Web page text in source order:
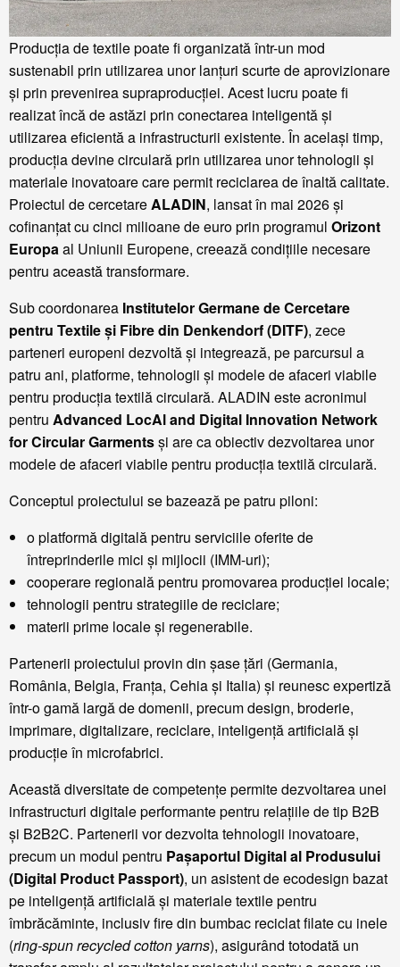
Producția de textile poate fi organizată într-un mod
sustenabil prin utilizarea unor lanțuri scurte de aprovizionare
și prin prevenirea supraproducției. Acest lucru poate fi
realizat încă de astăzi prin conectarea inteligentă și
utilizarea eficientă a infrastructurii existente. În același timp,
producția devine circulară prin utilizarea unor tehnologii și
materiale inovatoare care permit reciclarea de înaltă calitate.
Proiectul de cercetareALADIN, lansat în mai 2026 și
cofinanțat cu cinci milioane de euro prin programul Orizont
Europaal Uniunii Europene, creează condițiile necesare
pentru această transformare.
Sub coordonarea Institutelor Germane de Cercetare
pentru Textile și Fibre din Denkendorf (DITF), zece
parteneri europeni dezvoltă și integrează, pe parcursul a
patru ani, platforme, tehnologii și modele de afaceri viabile
pentru producția textilă circulară. ALADIN este acronimul
pentru Advanced LocAl and Digital Innovation Network
for Circular Garmentsși are ca obiectiv dezvoltarea unor
modele de afaceri viabile pentru producția textilă circulară.
Conceptul proiectului se bazează pe patru piloni:
o platformă digitală pentru serviciile oferite de
întreprinderile mici și mijlocii (IMM-uri);
cooperare regională pentru promovarea producției locale;
tehnologii pentru strategiile de reciclare;
materii prime locale și regenerabile.
Partenerii proiectului provin din șase țări (Germania,
România, Belgia, Franța, Cehia și Italia) și reunesc expertiză
într-o gamă largă de domenii, precum design, broderie,
imprimare, digitalizare, reciclare, inteligență artificială și
producție în microfabrici.
Această diversitate de competențe permite dezvoltarea unei
infrastructuri digitale performante pentru relațiile de tip B2B
și B2B2C. Partenerii vor dezvolta tehnologii inovatoare,
precum un modul pentru Pașaportul Digital al Produsului
(Digital Product Passport), un asistent de ecodesign bazat
pe inteligență artificială și materiale textile pentru
îmbrăcăminte, inclusiv fire din bumbac reciclat filate cu inele
(ring-spun recycled cotton yarns), asigurând totodată un